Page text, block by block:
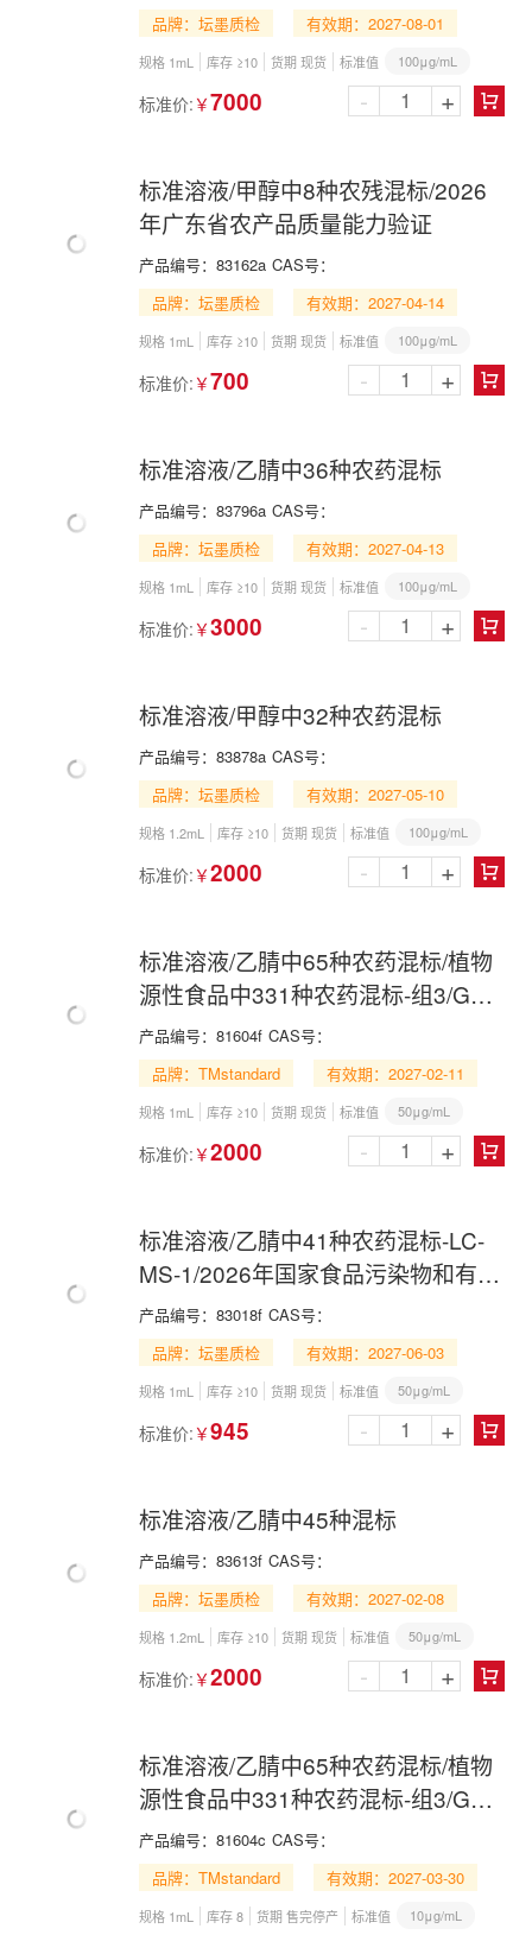
品牌：坛墨质检 有效期：2027-08-01
规格 1mL 库存 ≥10 货期 现货 标准值 100μg/mL
标准价: ￥7000 
- +
标准溶液/甲醇中8种农残混标/2026
年广东省农产品质量能力验证
产品编号： 83162a CAS号：
品牌：坛墨质检
有效期：2027-04-14
规格 1mL 库存 ≥10 货期 现货 标准值 100μg/mL
标准价: ￥700 
- +
标准溶液/乙腈中36种农药混标
产品编号： 83796a CAS号：
品牌：坛墨质检
有效期：2027-04-13
规格 1mL 库存 ≥10 货期 现货 标准值 100μg/mL
标准价: ￥3000 
- +
标准溶液/甲醇中32种农药混标
产品编号： 83878a CAS号：
品牌：坛墨质检
有效期：2027-05-10
规格 1.2mL 库存 ≥10 货期 现货 标准值 100μg/mL
标准价: ￥2000 
- +
标准溶液/乙腈中65种农药混标/植物
源性食品中331种农药混标-组3/GB
23200.121-2021/65 Pesticide Mix in
Acetonitrile
产品编号： 81604f CAS号：
品牌：TMstandard
有效期：2027-02-11
规格 1mL 库存 ≥10 货期 现货 标准值 50μg/mL
标准价: ￥2000 
- +
标准溶液/乙腈中41种农药混标-LC-
MS-1/2026年国家食品污染物和有害
因素风险监测工作手册 第四节(二)-
LC-MS
产品编号： 83018f CAS号：
品牌：坛墨质检
有效期：2027-06-03
规格 1mL 库存 ≥10 货期 现货 标准值 50μg/mL
标准价: ￥945 
- +
标准溶液/乙腈中45种混标
产品编号： 83613f CAS号：
品牌：坛墨质检
有效期：2027-02-08
规格 1.2mL 库存 ≥10 货期 现货 标准值 50μg/mL
标准价: ￥2000 
- +
标准溶液/乙腈中65种农药混标/植物
源性食品中331种农药混标-组3/GB
23200.121-2021/65 Pesticide Mix in
Acetonitrile
产品编号： 81604c CAS号：
品牌：TMstandard
有效期：2027-03-30
规格 1mL 库存 8 货期 售完停产 标准值 10μg/mL